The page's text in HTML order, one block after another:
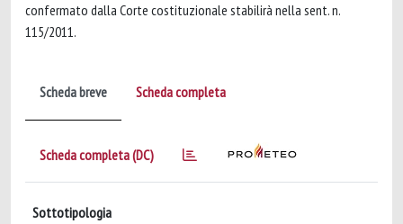
confermato dalla Corte costituzionale stabilirà nella sent. n.
115/2011.
Scheda breve Scheda completa
Scheda completa (DC)
Sottotipologia